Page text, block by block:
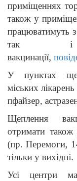
приміщеннях
також у
працюватимуть
так і
вакцинації,
У пунктах
міських
пфайзер,
Щеплення
отримати також
(пр. Перемоги,
тільки у вихідні.
Усі центри